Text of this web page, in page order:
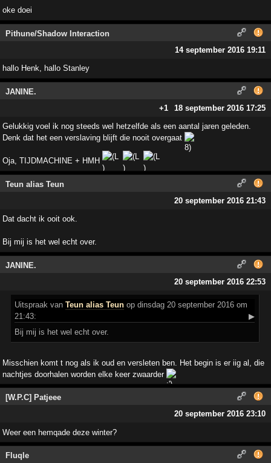
oke doei
Pithune/Shadow Interaction
14 september 2016 19:11
hallo Henk, hallo Stanley
JANINE.
+1
18 september 2016 17:25
Gelukkig voel ik nog steeds wel hetzelfde als een aantal jaren geleden.
Denk dat het een verslaving blijft die nooit overgaat
Oja, TIJDMACHINE + HMH
Teun alias Teun
20 september 2016 21:43
Dat dacht ik ooit ook.
Bij mij is het wel echt over.
JANINE.
20 september 2016 22:53
Uitspraak vanTeun alias Teun op dinsdag 20 september 2016 om
21:43:
▶
Bij mij is het wel echt over.
Misschien komt t nog als ik oud en versleten ben. Het begin is er iig al, die
nachtjes doorhalen worden elke keer zwaarder
[W.P.C] Patjeee
20 september 2016 23:10
Weer een hemqade deze winter?
Fluqle